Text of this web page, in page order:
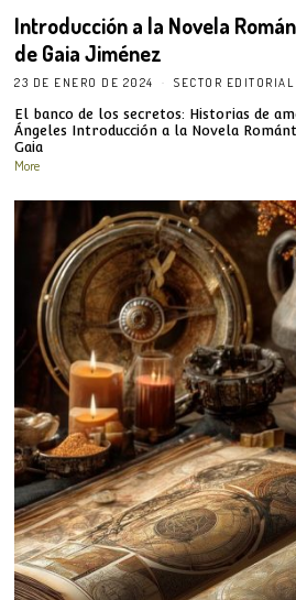
Introducción a la Novela
de Gaia Jiménez
23 DE ENERO DE 2024 SECTOR EDITORIAL
El banco de los secretos: Historias de
Ángeles Introducción a la Novela
Gaia
More